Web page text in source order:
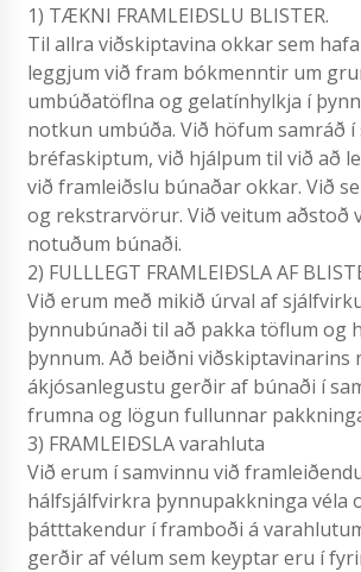
1) TÆKNI FRAMLEIÐSLU BLISTER.
Til allra viðskiptavina okkar sem
leggjum við fram bókmenntir um
umbúðatöflna og gelatínhylkja í
notkun umbúða. Við höfum samráð í
bréfaskiptum, við hjálpum til við að
við framleiðslu búnaðar okkar. Við
og rekstrarvörur. Við veitum aðstoð
notuðum búnaði.
2) FULLLEGT FRAMLEIÐSLA AF
Við erum með mikið úrval af
þynnubúnaði til að pakka töflum og
þynnum. Að beiðni viðskiptavinarins
ákjósanlegustu gerðir af búnaði í
frumna og lögun fullunnar
3) FRAMLEIÐSLA varahluta
Við erum í samvinnu við
hálfsjálfvirkra þynnupakkninga véla
þátttakendur í framboði á
gerðir af vélum sem keyptar eru í